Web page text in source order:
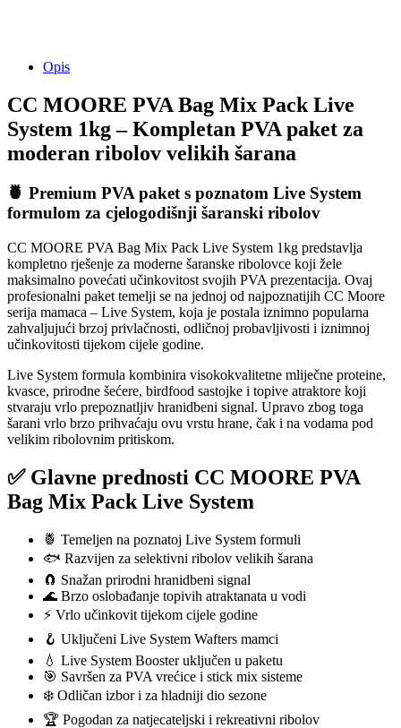
Opis
CC MOORE PVA Bag Mix Pack Live
System 1kg – Kompletan PVA paket za
moderan ribolov velikih šarana
🍍 Premium PVA paket s poznatom Live System
formulom za cjelogodišnji šaranski ribolov
CC MOORE PVA Bag Mix Pack Live System 1kg predstavlja
kompletno rješenje za moderne šaranske ribolovce koji žele
maksimalno povećati učinkovitost svojih PVA prezentacija. Ovaj
profesionalni paket temelji se na jednoj od najpoznatijih CC Moore
serija mamaca – Live System, koja je postala iznimno popularna
zahvaljujući brzoj privlačnosti, odličnoj probavljivosti i iznimnoj
učinkovitosti tijekom cijele godine.
Live System formula kombinira visokokvalitetne mliječne proteine,
kvasce, prirodne šećere, birdfood sastojke i topive atraktore koji
stvaraju vrlo prepoznatljiv hranidbeni signal. Upravo zbog toga
šarani vrlo brzo prihvaćaju ovu vrstu hrane, čak i na vodama pod
velikim ribolovnim pritiskom.
✅ Glavne prednosti CC MOORE PVA
Bag Mix Pack Live System
🍍 Temeljen na poznatoj Live System formuli
🐟 Razvijen za selektivni ribolov velikih šarana
🧲 Snažan prirodni hranidbeni signal
🌊 Brzo oslobađanje topivih atraktanata u vodi
⚡ Vrlo učinkovit tijekom cijele godine
🪝 Uključeni Live System Wafters mamci
💧 Live System Booster uključen u paketu
🎯 Savršen za PVA vrećice i stick mix sisteme
❄️ Odličan izbor i za hladniji dio sezone
🏆 Pogodan za natjecateljski i rekreativni ribolov